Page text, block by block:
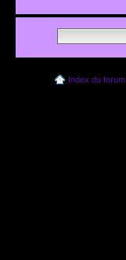
Index du forum